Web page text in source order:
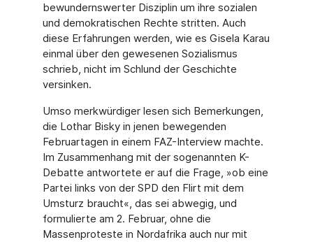
bewundernswerter Disziplin um ihre sozialen
und demokratischen Rechte stritten. Auch
diese Erfahrungen werden, wie es Gisela Karau
einmal über den gewesenen Sozialismus
schrieb, nicht im Schlund der Geschichte
versinken.
Umso merkwürdiger lesen sich Bemerkungen,
die Lothar Bisky in jenen bewegenden
Februartagen in einem FAZ-Interview machte.
Im Zusammenhang mit der sogenannten K-
Debatte antwortete er auf die Frage, »ob eine
Partei links von der SPD den Flirt mit dem
Umsturz braucht«, das sei abwegig, und
formulierte am 2. Februar, ohne die
Massenproteste in Nordafrika auch nur mit